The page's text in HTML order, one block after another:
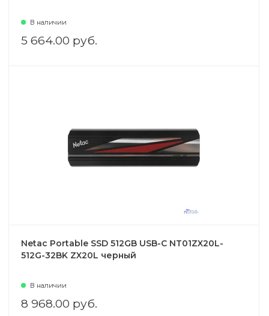
В наличии
5 664.00 руб.
Netac Portable SSD 512GB USB-C NT01ZX20L-
512G-32BK ZX20L черный
В наличии
8 968.00 руб.